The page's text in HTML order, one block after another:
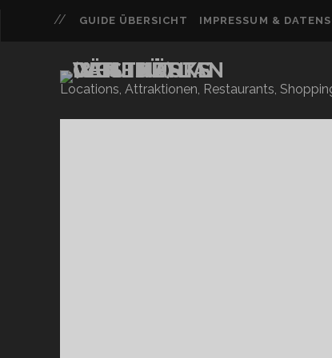
GUIDE ÜBERSICHT IMPRESSUM &
Locations, Attraktionen, Restaurants,